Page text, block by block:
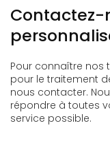
Contactez-
Pour connaître nos
pour le traitement
nous contacter.
répondre à toutes
service possible.